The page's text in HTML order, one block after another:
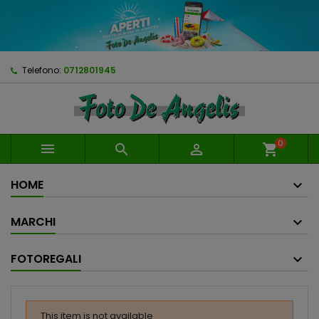
Telefono: 0712801945
   shopping_cart0
HOME
MARCHI
FOTOREGALI
This item is not available